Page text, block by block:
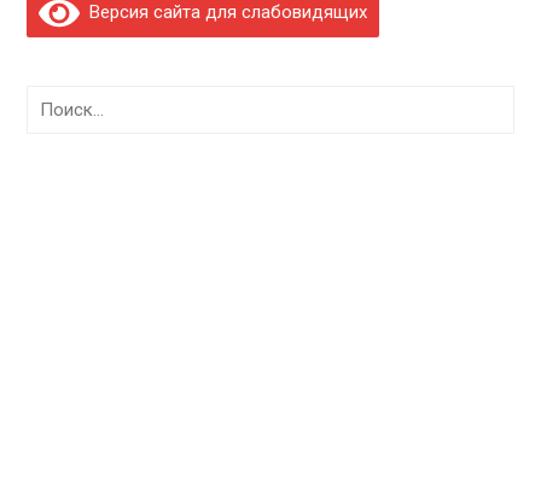
Версия сайта для слабовидящих
Найти: